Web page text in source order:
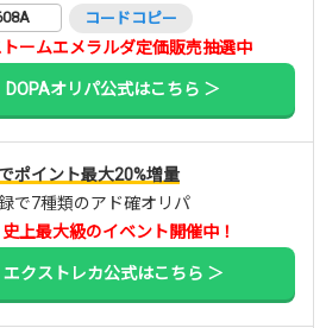
コードコピー
トームエメラルダ定価販売抽選中
DOPAオリパ公式はこちら ＞
ポイント最大20%増量
で7種類のアド確オリパ
史上最大級のイベント開催中！
エクストレカ公式はこちら ＞